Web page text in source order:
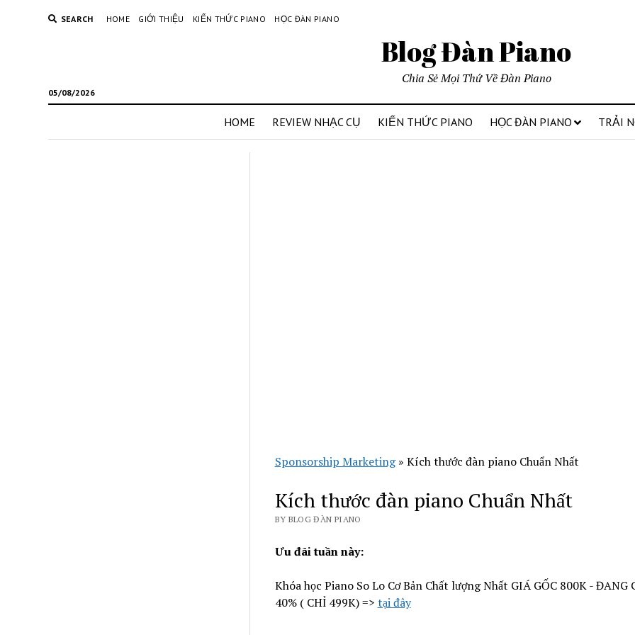
SEARCH HOME GIỚI THIỆU KIẾN THỨC PIANO HỌC ĐÀN PIANO
Blog Đàn Piano
05/08/2026
Chia Sẻ Mọi Thứ Về Đàn Piano
HOME REVIEW NHẠC CỤ KIẾN THỨC PIANO HỌC ĐÀN PIANO TRẢI
Sponsorship Marketing» Kích thước đàn piano Chuẩn Nhất
Kích thước đàn piano Chuẩn Nhất
BY BLOG ĐÀN PIANO
Ưu đãi tuần này:
Khóa học Piano So Lo Cơ Bản Chất lượng Nhất GIÁ GỐC 800K - ĐANG
40% ( CHỈ 499K) => tại đây